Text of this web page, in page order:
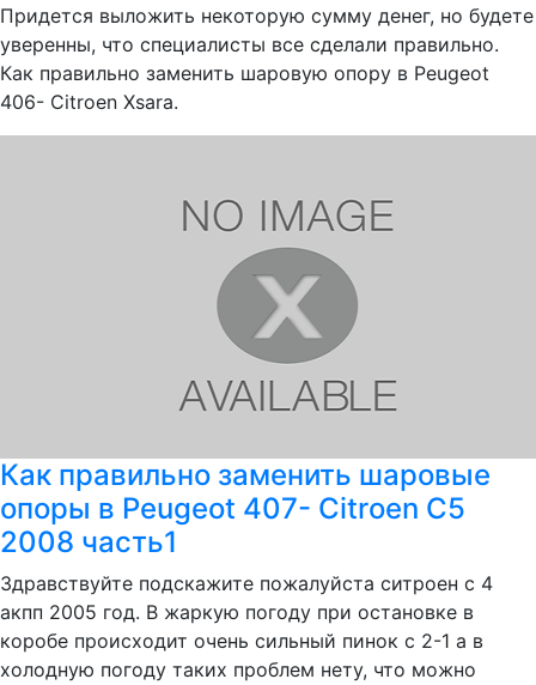
Придется выложить некоторую сумму денег, но будете
уверенны, что специалисты все сделали правильно.
Как правильно заменить шаровую опору в Peugeot
406- Citroen Xsara.
Как правильно заменить шаровые
опоры в Peugeot 407- Citroen C5
2008 часть1
Здравствуйте подскажите пожалуйста ситроен с 4
акпп 2005 год. В жаркую погоду при остановке в
коробе происходит очень сильный пинок с 2-1 а в
холодную погоду таких проблем нету, что можно